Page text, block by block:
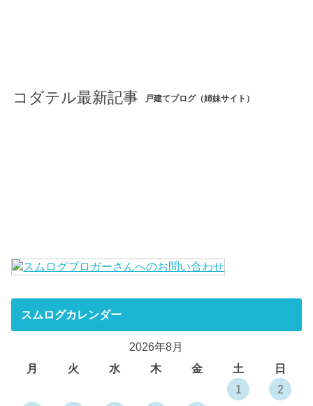
コダテル最新記事 戸建てブログ（姉妹サイト）
スムログカレンダー
2026年8月
月
火 水 木 金 土
日
1
2